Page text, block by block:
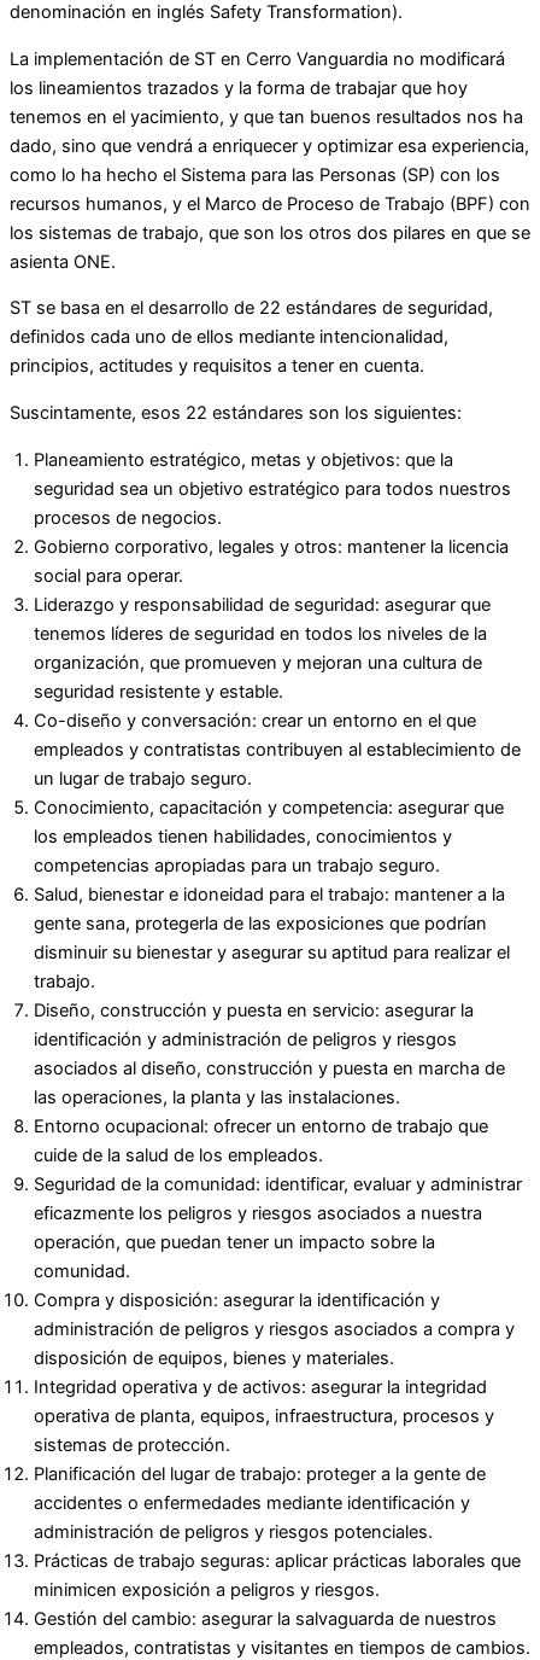
denominación en inglés Safety Transformation).
La implementación de ST en Cerro Vanguardia no modificará
los lineamientos trazados y la forma de trabajar que hoy
tenemos en el yacimiento, y que tan buenos resultados nos ha
dado, sino que vendrá a enriquecer y optimizar esa experiencia,
como lo ha hecho el Sistema para las Personas (SP) con los
recursos humanos, y el Marco de Proceso de Trabajo (BPF) con
los sistemas de trabajo, que son los otros dos pilares en que se
asienta ONE.
ST se basa en el desarrollo de 22 estándares de seguridad,
definidos cada uno de ellos mediante intencionalidad,
principios, actitudes y requisitos a tener en cuenta.
Suscintamente, esos 22 estándares son los siguientes:
Planeamiento estratégico, metas y objetivos: que la
seguridad sea un objetivo estratégico para todos nuestros
procesos de negocios.
Gobierno corporativo, legales y otros: mantener la licencia
social para operar.
Liderazgo y responsabilidad de seguridad: asegurar que
tenemos líderes de seguridad en todos los niveles de la
organización, que promueven y mejoran una cultura de
seguridad resistente y estable.
Co-diseño y conversación: crear un entorno en el que
empleados y contratistas contribuyen al establecimiento de
un lugar de trabajo seguro.
Conocimiento, capacitación y competencia: asegurar que
los empleados tienen habilidades, conocimientos y
competencias apropiadas para un trabajo seguro.
Salud, bienestar e idoneidad para el trabajo: mantener a la
gente sana, protegerla de las exposiciones que podrían
disminuir su bienestar y asegurar su aptitud para realizar el
trabajo.
Diseño, construcción y puesta en servicio: asegurar la
identificación y administración de peligros y riesgos
asociados al diseño, construcción y puesta en marcha de
las operaciones, la planta y las instalaciones.
Entorno ocupacional: ofrecer un entorno de trabajo que
cuide de la salud de los empleados.
Seguridad de la comunidad: identificar, evaluar y administrar
eficazmente los peligros y riesgos asociados a nuestra
operación, que puedan tener un impacto sobre la
comunidad.
Compra y disposición: asegurar la identificación y
administración de peligros y riesgos asociados a compra y
disposición de equipos, bienes y materiales.
Integridad operativa y de activos: asegurar la integridad
operativa de planta, equipos, infraestructura, procesos y
sistemas de protección.
Planificación del lugar de trabajo: proteger a la gente de
accidentes o enfermedades mediante identificación y
administración de peligros y riesgos potenciales.
Prácticas de trabajo seguras: aplicar prácticas laborales que
minimicen exposición a peligros y riesgos.
Gestión del cambio: asegurar la salvaguarda de nuestros
empleados, contratistas y visitantes en tiempos de cambios.